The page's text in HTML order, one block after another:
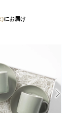
)にお届け